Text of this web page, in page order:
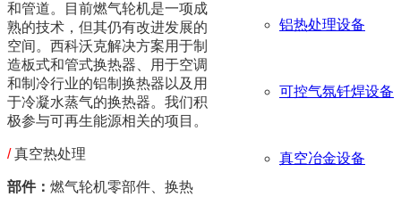
铝热处理设备
可控气氛钎焊设备
真空冶金设备
和管道。目前燃气轮机是一项成
熟的技术，但其仍有改进发展的
空间。西科沃克解决方案用于制
造板式和管式换热器、用于空调
和制冷行业的铝制换热器以及用
于冷凝水蒸气的换热器。我们积
极参与可再生能源相关的项目。
/真空热处理
部件： 燃气轮机零部件、换热